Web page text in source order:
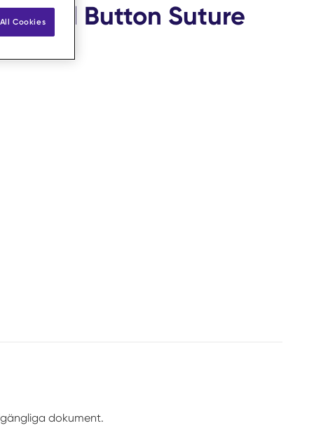
Button Suture
dokument.
Cookies